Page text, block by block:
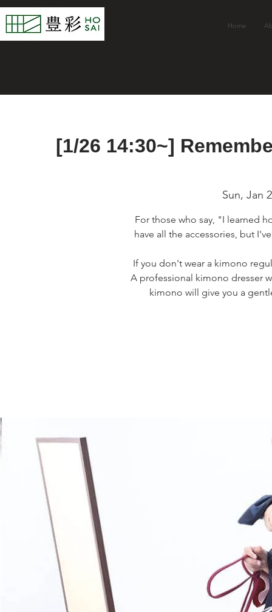
Home
[1/26 14:30~]
Sun, Jan
For those who say, "I learned
have all the accessories, but
If you don't wear a kimono
A professional kimono dresser